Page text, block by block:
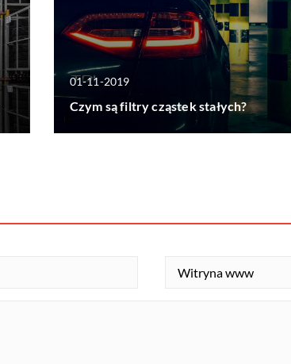
01-11-2019
Czym są filtry cząstek stałych?